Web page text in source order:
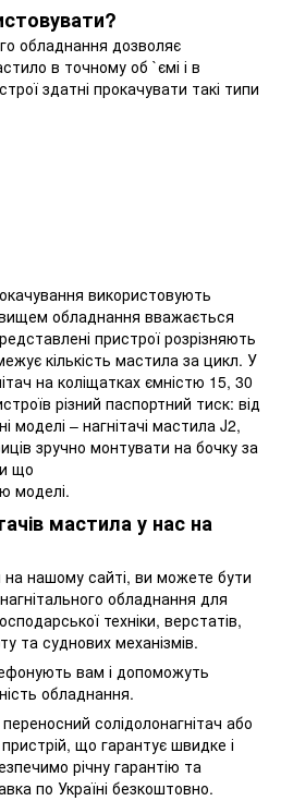
обладнання дозволяє
в точному об `ємі і в
здатні прокачувати такі типи
використовують
обладнання вважається
пристрої розрізняють
кількість мастила за цикл. У
на коліщатках ємністю 15, 30
різний паспортний тиск: від
моделі – нагнітачі мастила J2,
зручно монтувати на бочку за
що
моделі.
мастила у нас на
нашому сайті, ви можете бути
обладнання для
техніки, верстатів,
та суднових механізмів.
вам і допоможуть
обладнання.
солідолонагнітач або
що гарантує швидке і
річну гарантію та
по Україні безкоштовно.